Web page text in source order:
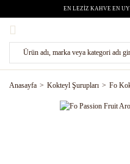
EN LEZİZ KAHVE EN
Anasayfa Kokteyl Şurupları Fo